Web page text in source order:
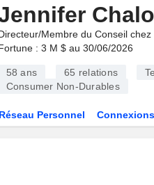
Membre du Conseil chez
: 3 M $ au 30/06/2026
58 ans 65 relations
Consumer Non-Durables
Réseau Personnel